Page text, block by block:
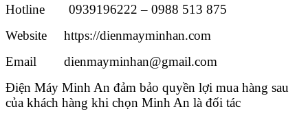
Hotline 0939196222 – 0988 513 875
Website https://dienmayminhan.com
Email dienmayminhan@gmail.com
Điện Máy Minh An đảm bảo quyền lợi mua hàng sau
của khách hàng khi chọn Minh An là đối tác